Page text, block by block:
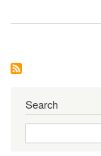
Search
Search